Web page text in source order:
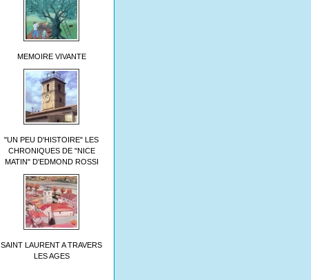
MEMOIRE VIVANTE
"UN PEU D'HISTOIRE" LES
CHRONIQUES DE "NICE
MATIN" D'EDMOND ROSSI
SAINT LAURENT A TRAVERS
LES AGES